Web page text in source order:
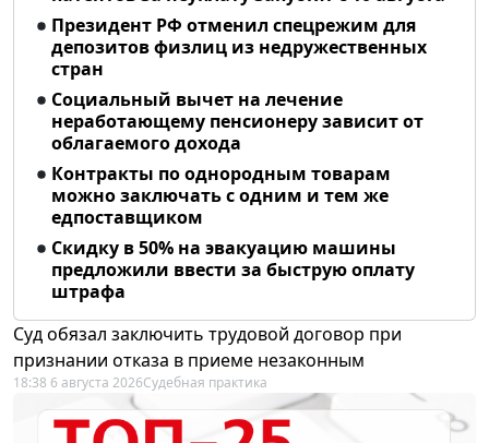
Президент РФ отменил спецрежим для
депозитов физлиц из недружественных
стран
Социальный вычет на лечение
неработающему пенсионеру зависит от
облагаемого дохода
Контракты по однородным товарам
можно заключать с одним и тем же
едпоставщиком
Скидку в 50% на эвакуацию машины
предложили ввести за быструю оплату
штрафа
Суд обязал заключить трудовой договор при
признании отказа в приеме незаконным
18:38 6 августа 2026Судебная практика